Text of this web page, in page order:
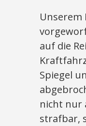
auf die
Spiegel
nicht nur
strafbar,